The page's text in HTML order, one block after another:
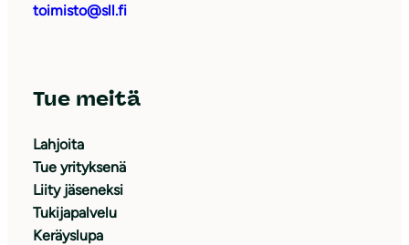
toimisto@sll.fi
Tue meitä
Lahjoita
Tue yrityksenä
Liity jäseneksi
Tukijapalvelu
Keräyslupa